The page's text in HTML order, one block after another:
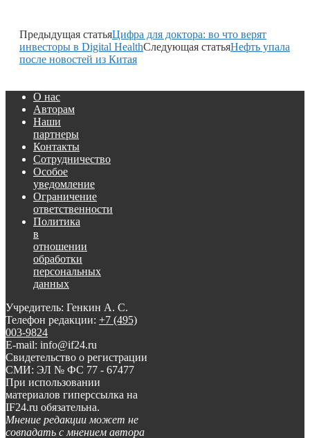
Предыдущая статьяЦифра для доктора: во что верят
инвесторы в Digital HealthСледующая статьяНефть упала
после новостей из Китая
О нас
Авторам
Наши
партнеры
Контакты
Сотрудничество
Особое
уведомление
Ограничение
ответственности
Политика
в
отношении
обработки
персональных
данных
Учредитель: Генкин А. С.
Телефон редакции: +7 (495)
003-9824
E-mail: info@if24.ru
Свидетельство о регистрации
СМИ: ЭЛ № ФС 77 - 67477
При использовании
материалов гиперссылка на
IF24.ru обязательна.
Мнение редакции может не
совпадать с мнением автора